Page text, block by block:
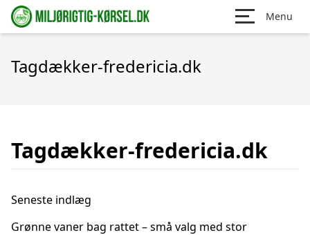
Menu
Tagdækker-fredericia.dk
Tagdækker-fredericia.dk
Seneste indlæg
Grønne vaner bag rattet – små valg med stor